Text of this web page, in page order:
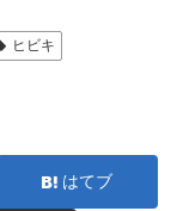
ヒビキ
はてブ